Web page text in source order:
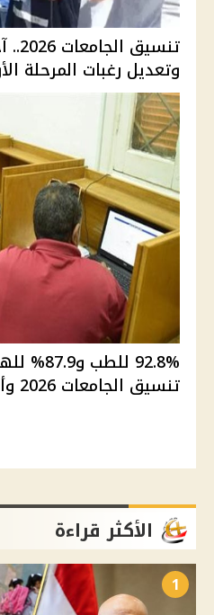
وتعديل رغبات المرحلة
92.8%
تنسيق الجامعات 2026 وأماكن المرحلة ...
الأكثر قراءة
1